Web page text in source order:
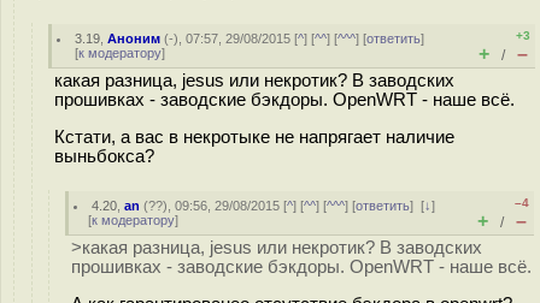
3.19 ,Аноним (-), 07:57, 29/08/2015 [^] [^^] [^^^] [ответить]
[к модератору]
+3
+ / –
какая разница, jesus или некротик? В заводских
прошивках - заводские бэкдоры. OpenWRT - наше всё.
Кстати, а вас в некротыке не напрягает наличие
выньбокса?
4.20 ,an (??), 09:56, 29/08/2015 [^] [^^] [^^^] [ответить][↓]
[к модератору]
–4
+ / –
>какая разница, jesus или некротик? В заводских
прошивках - заводские бэкдоры. OpenWRT - наше всё.